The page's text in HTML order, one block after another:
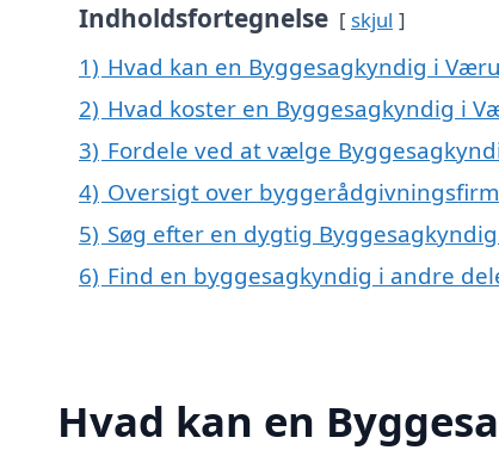
Indholdsfortegnelse skjul
1) Hvad kan en Byggesagkyndig i
2) Hvad koster en Byggesagkyndig i
3) Fordele ved at vælge
4) Oversigt over
5) Søg efter en dygtig
6) Find en byggesagkyndig i andre
Hvad kan en